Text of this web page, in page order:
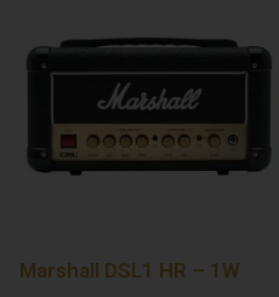
Marshall DSL1 HR – 1W